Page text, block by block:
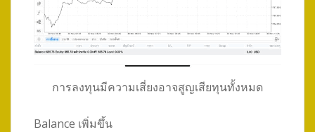
การลงทุนมีความเสี่ยงอาจสูญเสียทุนทั้งหมด
Balance เพิ่มขึ้น